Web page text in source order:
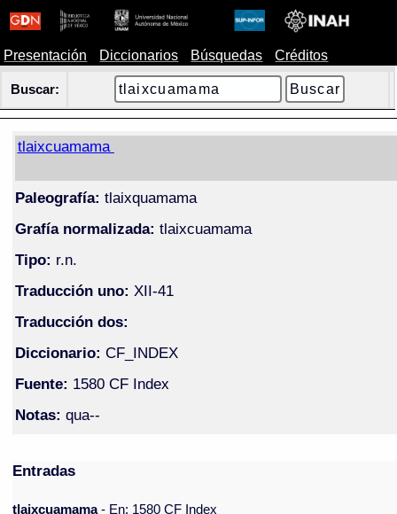
Presentación Diccionarios Búsquedas Créditos
Buscar:
tlaixcuamama
Paleografía: tlaixquamama
Grafía normalizada: tlaixcuamama
Tipo: r.n.
Traducción uno: XII-41
Traducción dos:
Diccionario: CF_INDEX
Fuente: 1580 CF Index
Notas: qua--
Entradas
tlaixcuamama- En: 1580 CF Index